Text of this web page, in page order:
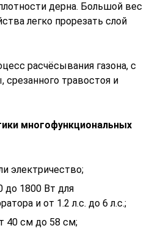
дерна. Большой вес
легко прорезать слой
расчёсывания газона, с
травостоя и
многофункциональных
электричество;
до 1800 Вт для
и от 1.2 л.с. до 6 л.с.;
40 см до 58 см;